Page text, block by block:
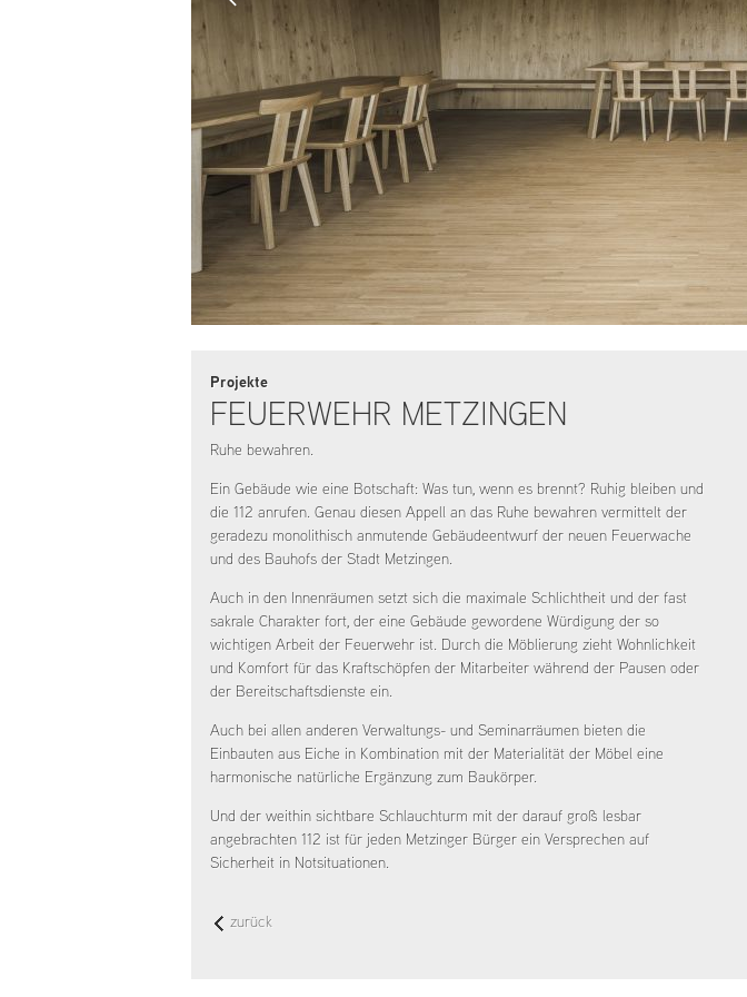
Projekte
FEUERWEHR METZINGEN
Ruhe bewahren.
Ein Gebäude wie eine Botschaft: Was tun, wenn es brennt? Ruhig bleiben und
die 112 anrufen. Genau diesen Appell an das Ruhe bewahren vermittelt der
geradezu monolithisch anmutende Gebäudeentwurf der neuen Feuerwache
und des Bauhofs der Stadt Metzingen.
Auch in den Innenräumen setzt sich die maximale Schlichtheit und der fast
sakrale Charakter fort, der eine Gebäude gewordene Würdigung der so
wichtigen Arbeit der Feuerwehr ist. Durch die Möblierung zieht Wohnlichkeit
und Komfort für das Kraftschöpfen der Mitarbeiter während der Pausen oder
der Bereitschaftsdienste ein.
Auch bei allen anderen Verwaltungs- und Seminarräumen bieten die
Einbauten aus Eiche in Kombination mit der Materialität der Möbel eine
harmonische natürliche Ergänzung zum Baukörper.
Und der weithin sichtbare Schlauchturm mit der darauf groß lesbar
angebrachten 112 ist für jeden Metzinger Bürger ein Versprechen auf
Sicherheit in Notsituationen.
zurück